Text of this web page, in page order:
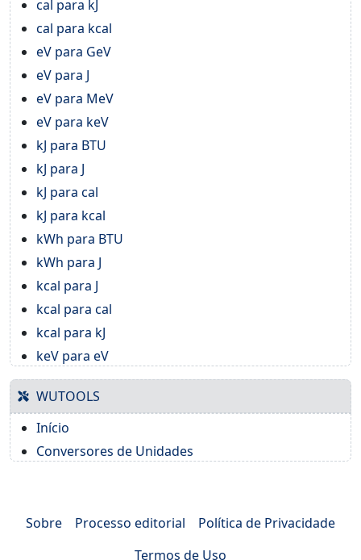
cal para kJ
cal para kcal
eV para GeV
eV para J
eV para MeV
eV para keV
kJ para BTU
kJ para J
kJ para cal
kJ para kcal
kWh para BTU
kWh para J
kcal para J
kcal para cal
kcal para kJ
keV para eV
WUTOOLS
Início
Conversores de Unidades
Sobre Processo editorial
Política de Privacidade
Termos de Uso